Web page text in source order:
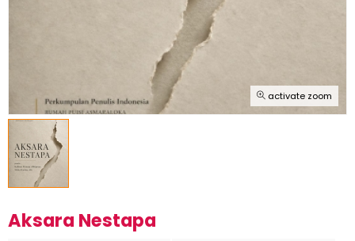
activate zoom
Aksara Nestapa